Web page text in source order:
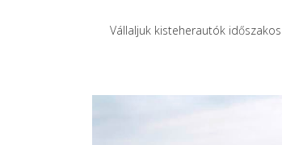
Vállaljuk kisteherautók